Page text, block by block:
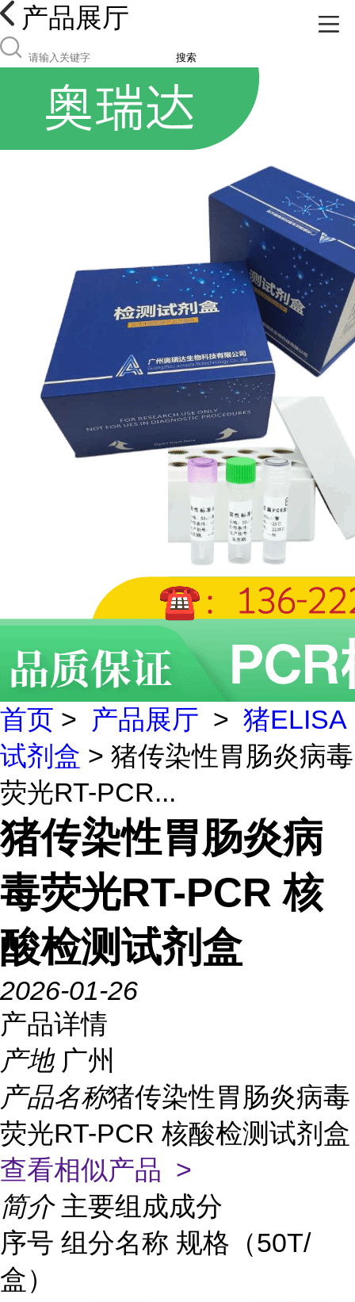
产品展厅
搜索
首页 > 产品展厅 > 猪ELISA
试剂盒 > 猪传染性胃肠炎病毒
荧光RT-PCR...
猪传染性胃肠炎病
毒荧光RT-PCR 核
酸检测试剂盒
2026-01-26
产品详情
产地 广州
产品名称猪传染性胃肠炎病毒
荧光RT-PCR 核酸检测试剂盒
查看相似产品 >
简介 主要组成成分
序号 组分名称 规格（50T/
盒）